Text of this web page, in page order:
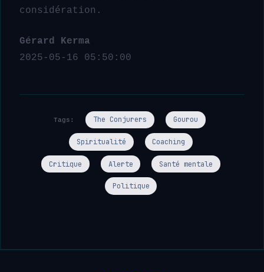
considération.
Gérard Kerma
2025-05-16 05:50:00
Tags: The Conjurers Gourou
Spiritualité Coaching
Critique Alerte Santé mentale
Politique